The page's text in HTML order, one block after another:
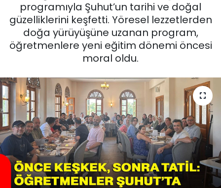
programıyla Şuhut’un tarihi ve doğal
güzelliklerini keşfetti. Yöresel lezzetlerden
doğa yürüyüşüne uzanan program,
öğretmenlere yeni eğitim dönemi öncesi
moral oldu.
MAGAZİN
SAĞLIK
11:11 MANŞET
Haber Arşivi